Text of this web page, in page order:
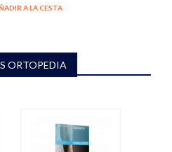
A LA CESTA
ORTOPEDIA